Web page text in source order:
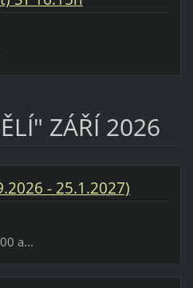
ZÁŘÍ 2026
- 25.1.2027)
a...